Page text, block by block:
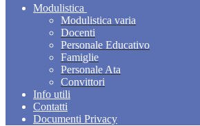
Modulistica
Modulistica varia
Docenti
Personale Educativo
Famiglie
Personale Ata
Convittori
Info utili
Contatti
Documenti Privacy